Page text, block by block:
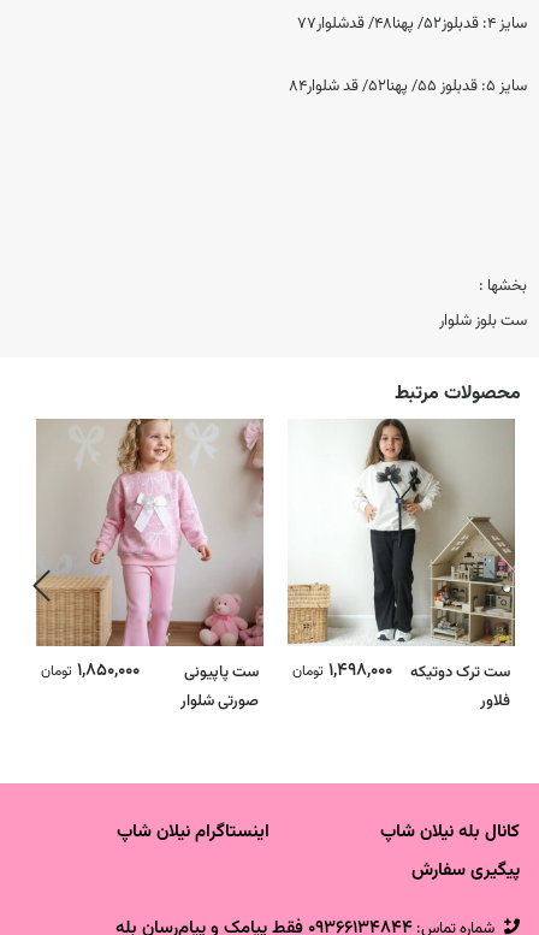
سایز ۴: قدبلوز۵۲/ پهنا۴۸/ قدشلوار۷۷
سایز ۵: قدبلوز ۵۵/ پهنا۵۲/ قد شلوار۸۴
بخشها :
ست بلوز شلوار
محصولات مرتبط
ست ترک دوتیکه
فلاور
1,498,000 تومان
ست پاپیونی
صورتی شلوار
1,850,000 تومان
کانال بله نیلان شاپ
اینستاگرام نیلان شاپ
پیگیری سفارش
شماره تماس‌: 09366134844 فقط پیامک و پیام‌رسان بله